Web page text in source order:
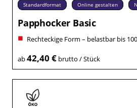
Standardformat Online gestalten
Papphocker Basic
Rechteckige Form – belastbar bis
ab42,40 €brutto / Stück